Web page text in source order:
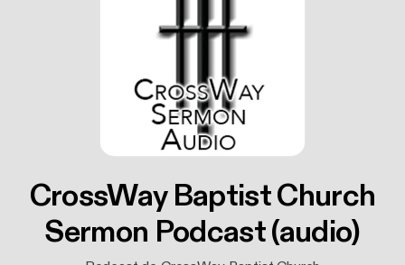
CrossWay Baptist Church
Sermon Podcast (audio)